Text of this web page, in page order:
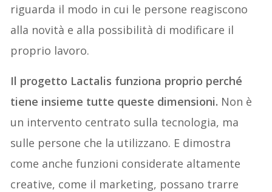
riguarda il modo in cui le persone reagiscono
alla novità e alla possibilità di modificare il
proprio lavoro.
Il progetto Lactalis funziona proprio perché
tiene insieme tutte queste dimensioni. Non è
un intervento centrato sulla tecnologia, ma
sulle persone che la utilizzano. E dimostra
come anche funzioni considerate altamente
creative, come il marketing, possano trarre